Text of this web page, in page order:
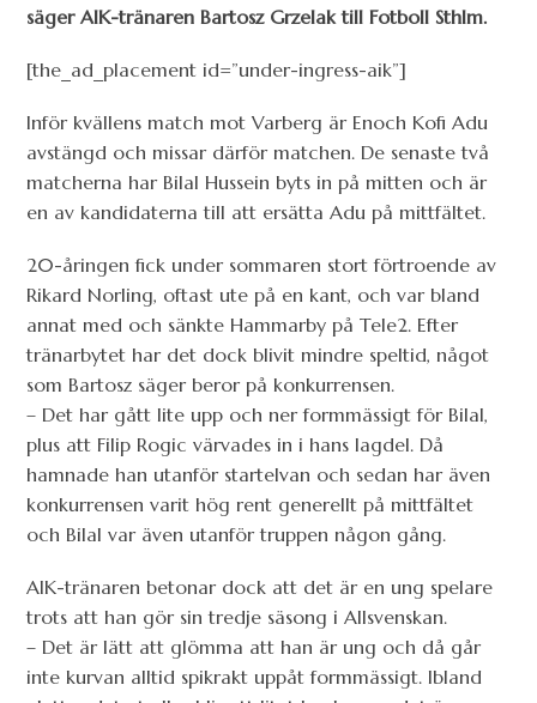
säger AIK-tränaren Bartosz Grzelak till Fotboll Sthlm.
[the_ad_placement id=”under-ingress-aik”]
Inför kvällens match mot Varberg är Enoch Kofi Adu
avstängd och missar därför matchen. De senaste två
matcherna har Bilal Hussein byts in på mitten och är
en av kandidaterna till att ersätta Adu på mittfältet.
20-åringen fick under sommaren stort förtroende av
Rikard Norling, oftast ute på en kant, och var bland
annat med och sänkte Hammarby på Tele2. Efter
tränarbytet har det dock blivit mindre speltid, något
som Bartosz säger beror på konkurrensen.
– Det har gått lite upp och ner formmässigt för Bilal,
plus att Filip Rogic värvades in i hans lagdel. Då
hamnade han utanför startelvan och sedan har även
konkurrensen varit hög rent generellt på mittfältet
och Bilal var även utanför truppen någon gång.
AIK-tränaren betonar dock att det är en ung spelare
trots att han gör sin tredje säsong i Allsvenskan.
– Det är lätt att glömma att han är ung och då går
inte kurvan alltid spikrakt uppåt formmässigt. Ibland